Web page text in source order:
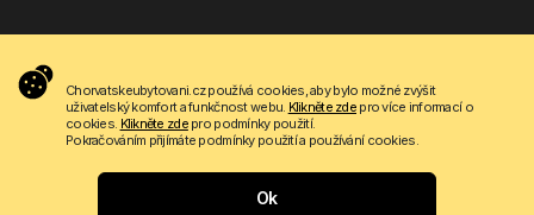
Copyright © 2009 - 2026 Do-bra d.o.o.
Chorvatskeubytovani.cz používá cookies, aby bylo možné zvýšit
uživatelský komfort a funkčnost webu. Klikněte zde pro více informací o
cookies. Klikněte zdepro podmínky použití.
Pokračováním přijímáte podmínky použití a používání cookies.
Ok